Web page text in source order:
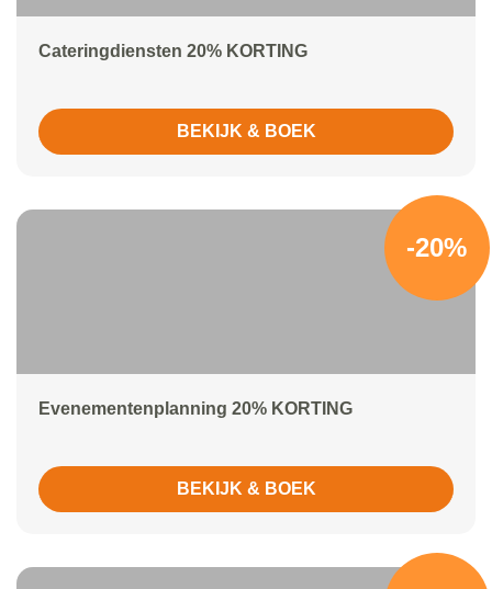
Cateringdiensten 20% KORTING
BEKIJK & BOEK
-20%
Evenementenplanning 20% KORTING
BEKIJK & BOEK